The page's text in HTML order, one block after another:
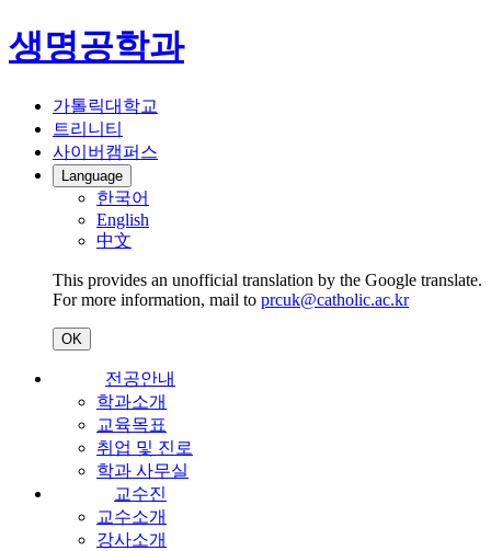
생명공학과
가톨릭대학교
트리니티
사이버캠퍼스
Language
한국어
English
中文
This provides an unofficial translation by the Google translate.
For more information, mail to prcuk@catholic.ac.kr
OK
전공안내
학과소개
교육목표
취업 및 진로
학과 사무실
교수진
교수소개
강사소개